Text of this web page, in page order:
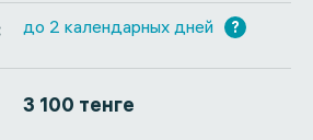
до 2 календарных дней ?
3 100 тенге